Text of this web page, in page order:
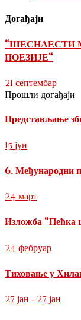
Догађаји
“ШЕСНАЕСТИ
ПОЕЗИЈЕ“
21 септембар
Прошли догађаји
Представљање
15 јун
6. Међународни
24 март
Изложба “Пећка
24 фебруар
Тиховање у
27 јан - 27 јан